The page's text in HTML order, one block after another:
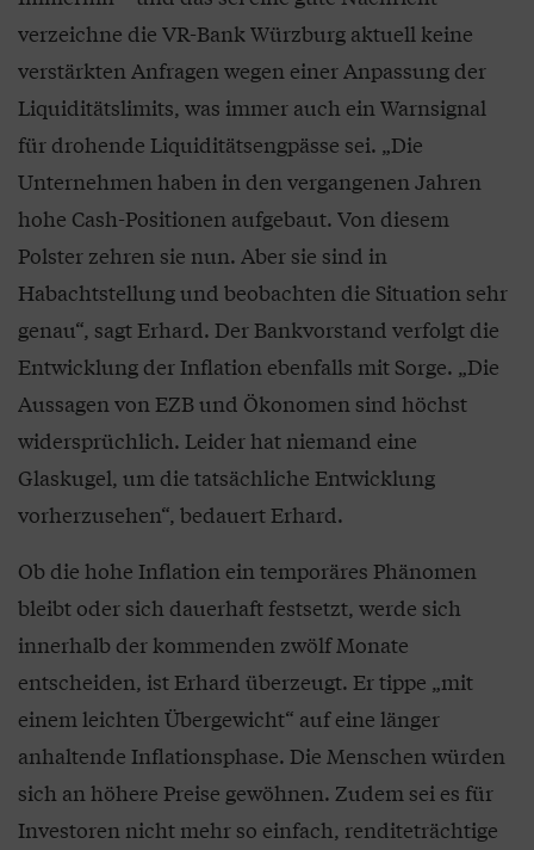
verzeichne die VR-Bank Würzburg aktuell keine
verstärkten Anfragen wegen einer Anpassung der
Liquiditätslimits, was immer auch ein Warnsignal
für drohende Liquiditätsengpässe sei. „Die
Unternehmen haben in den vergangenen Jahren
hohe Cash-Positionen aufgebaut. Von diesem
Polster zehren sie nun. Aber sie sind in
Habachtstellung und beobachten die Situation sehr
genau“, sagt Erhard. Der Bankvorstand verfolgt die
Entwicklung der Inflation ebenfalls mit Sorge. „Die
Aussagen von EZB und Ökonomen sind höchst
widersprüchlich. Leider hat niemand eine
Glaskugel, um die tatsächliche Entwicklung
vorherzusehen“, bedauert Erhard.
Ob die hohe Inflation ein temporäres Phänomen
bleibt oder sich dauerhaft festsetzt, werde sich
innerhalb der kommenden zwölf Monate
entscheiden, ist Erhard überzeugt. Er tippe „mit
einem leichten Übergewicht“ auf eine länger
anhaltende Inflationsphase. Die Menschen würden
sich an höhere Preise gewöhnen. Zudem sei es für
Investoren nicht mehr so einfach, renditeträchtige